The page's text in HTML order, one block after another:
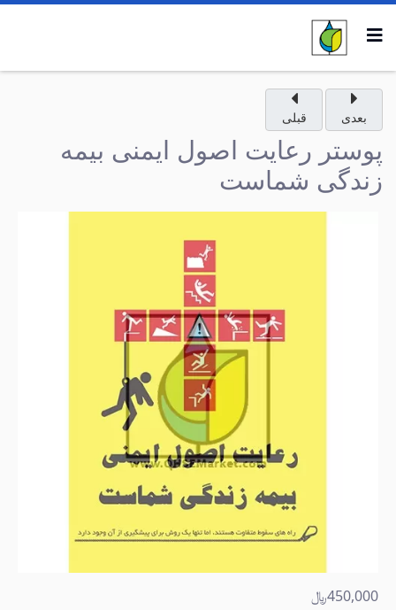
قبلی بعدی
پوستر رعایت اصول ایمنی بیمه
زندگی شماست
450,000﷼